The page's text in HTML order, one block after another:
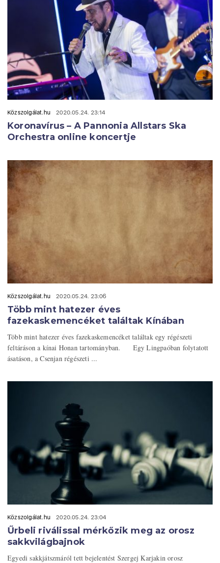
Közszolgálat.hu 2020.05.24. 23:14
Koronavírus – A Pannonia Allstars Ska
Orchestra online koncertje
Közszolgálat.hu 2020.05.24. 23:06
Több mint hatezer éves
fazekaskemencéket találtak Kínában
Több mint hatezer éves fazekaskemencéket találtak egy régészeti
feltáráson a kínai Honan tartományban. Egy Lingpaóban folytatott
ásatáson, a Csenjan régészeti ...
Közszolgálat.hu 2020.05.24. 23:04
Űrbeli riválissal mérkőzik meg az orosz
sakkvilágbajnok
Egyedi sakkjátszmáról tett bejelentést Szergej Karjakin orosz